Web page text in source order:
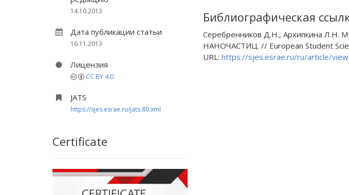
14.10.2013
Дата публикации статьи
16.11.2013
Лицензия
CC BY 4.0
JATS
https://sjes.esrae.ru/jats.80.xml
Certificate
Библиографическая
Серебренников Д.Н., Архипкина
НАНОЧАСТИЦ. // European Student
URL: https://sjes.esrae.ru/ru/article/